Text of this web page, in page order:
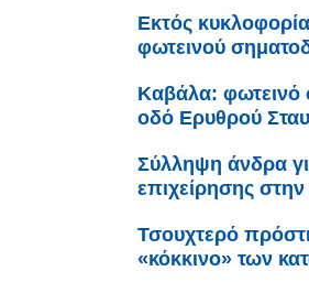
Εκτός
φωτεινού
Καβάλα: φωτεινό
οδό Ερυθρού
Σύλληψη άνδρα
επιχείρησης
Τσουχτερό
«κόκκινο» των